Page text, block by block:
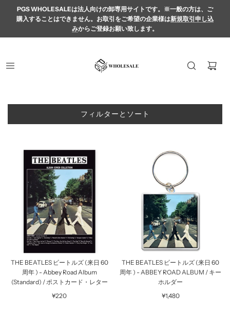
PGS WHOLESALEは法人向けの卸専用サイトです。※一般の方は、ご
購入することはできません。お取引をご希望の企業様は新規取引申し込
みからご登録お願い致します。
フィルターとソート
THE BEATLES ビートルズ (来日 60
周年 ) - Abbey Road Album
(Standard) / ポストカード・レター
¥220
THE BEATLES ビートルズ (来日 60
周年 ) - ABBEY ROAD ALBUM / キー
ホルダー
¥1,480